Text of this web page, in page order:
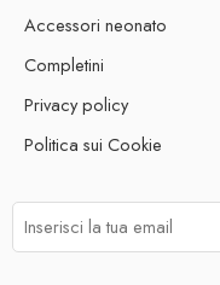
Accessori neonato
Completini
Privacy policy
Politica sui Cookie